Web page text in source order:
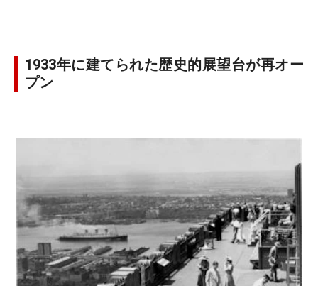
1933年に建てられた歴史的展望台が再オー
プン